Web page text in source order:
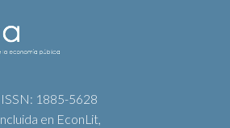
ISSN: 1885-5628
en EconLit,